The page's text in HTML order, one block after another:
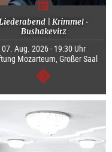
| Krimmel ·
Bushakevitz
07. Aug. 2026 - 19:30 Uhr
Mozarteum, Großer Saal
weiter